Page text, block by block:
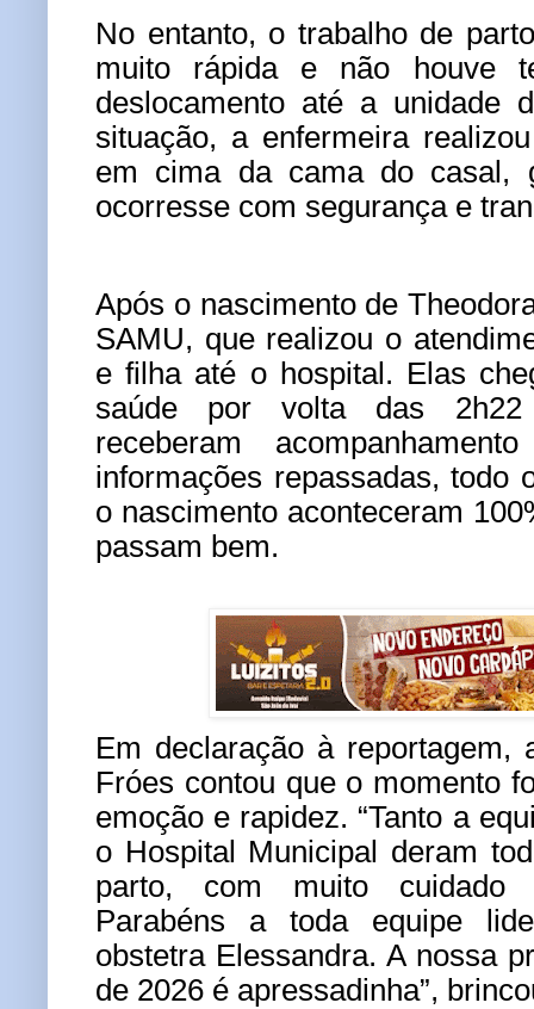
No entanto, o trabalho de
muito rápida e não houve
deslocamento até a unidade
situação, a enfermeira
em cima da cama do casal,
ocorresse com segurança e
Após o nascimento de
SAMU, que realizou o
e filha até o hospital. Elas
saúde por volta das
receberam
informações repassadas, todo
o nascimento aconteceram
passam bem.
Em declaração à reportagem,
Fróes contou que o momento
emoção e rapidez. “Tanto a
o Hospital Municipal deram
parto, com muito cuidado
Parabéns a toda equipe
obstetra Elessandra. A nossa
de 2026 é apressadinha”,